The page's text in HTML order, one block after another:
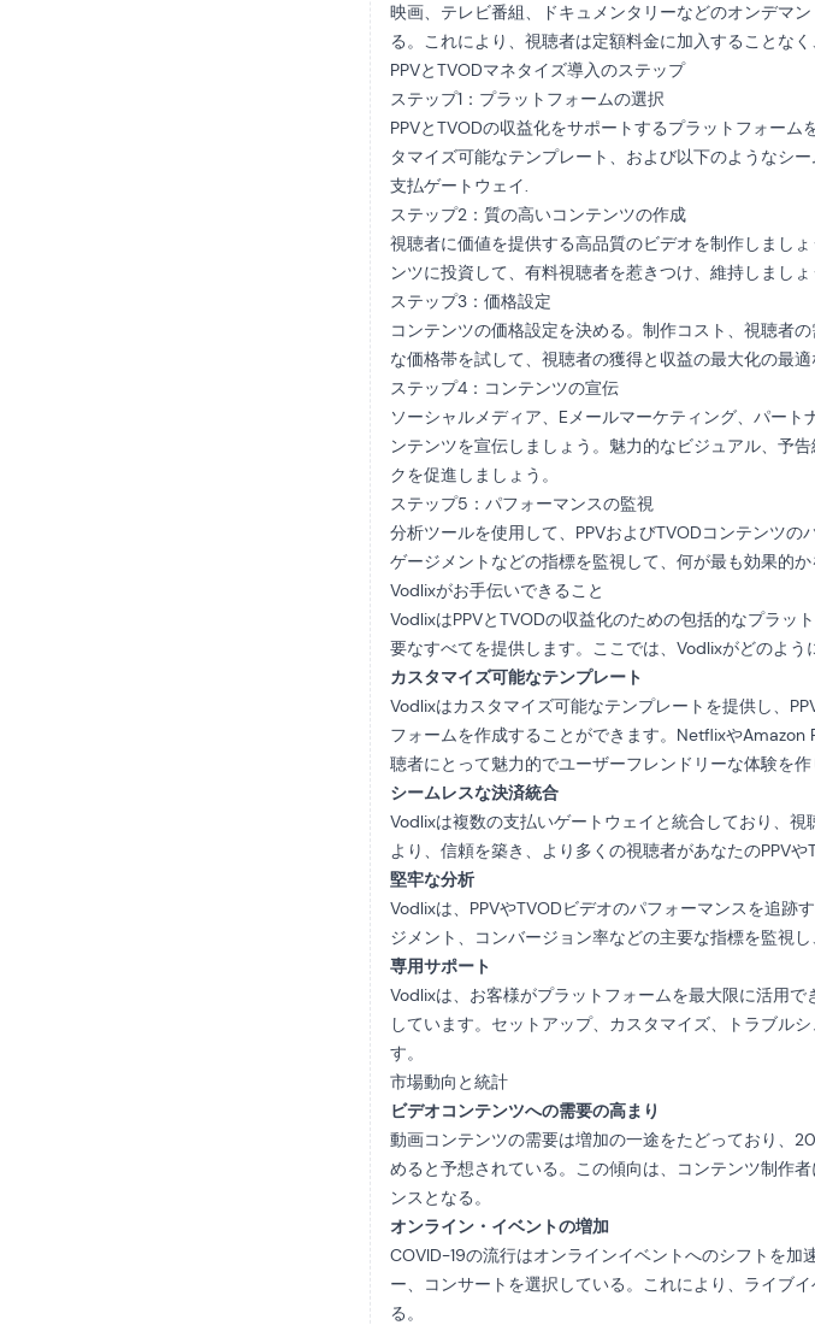
映画、テレビ番組、ドキュメンタリーなどのオンデマ
る。これにより、視聴者は定額料金に加入することな
PPVとTVODマネタイズ導入のステップ
ステップ1：プラットフォームの選択
PPVとTVODの収益化をサポートするプラットフォー
タマイズ可能なテンプレート、および以下のようなシ
支払ゲートウェイ.
ステップ2：質の高いコンテンツの作成
視聴者に価値を提供する高品質のビデオを制作しまし
ンツに投資して、有料視聴者を惹きつけ、維持しましょ
ステップ3：価格設定
コンテンツの価格設定を決める。制作コスト、視聴者
な価格帯を試して、視聴者の獲得と収益の最大化の最適
ステップ4：コンテンツの宣伝
ソーシャルメディア、Eメールマーケティング、パー
ンテンツを宣伝しましょう。魅力的なビジュアル、予
クを促進しましょう。
ステップ5：パフォーマンスの監視
分析ツールを使用して、PPVおよびTVODコンテンツ
ゲージメントなどの指標を監視して、何が最も効果的
Vodlixがお手伝いできること
VodlixはPPVとTVODの収益化のための包括的なプラッ
要なすべてを提供します。ここでは、Vodlixがどのよ
カスタマイズ可能なテンプレート
Vodlixはカスタマイズ可能なテンプレートを提供し、
フォームを作成することができます。Netflixや
聴者にとって魅力的でユーザーフレンドリーな体験を作
シームレスな決済統合
Vodlixは複数の支払いゲートウェイと統合しており、
より、信頼を築き、より多くの視聴者があなたのPPV
堅牢な分析
Vodlixは、PPVやTVODビデオのパフォーマンスを追跡
ジメント、コンバージョン率などの主要な指標を監視
専用サポート
Vodlixは、お客様がプラットフォームを最大限に活用
しています。セットアップ、カスタマイズ、トラブル
す。
市場動向と統計
ビデオコンテンツへの需要の高まり
動画コンテンツの需要は増加の一途をたどっており、
めると予想されている。この傾向は、コンテンツ制作
ンスとなる。
オンライン・イベントの増加
COVID-19の流行はオンラインイベントへのシフトを
ー、コンサートを選択している。これにより、ライブ
る。